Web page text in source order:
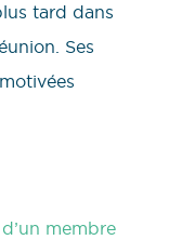
tard dans
Ses
membre